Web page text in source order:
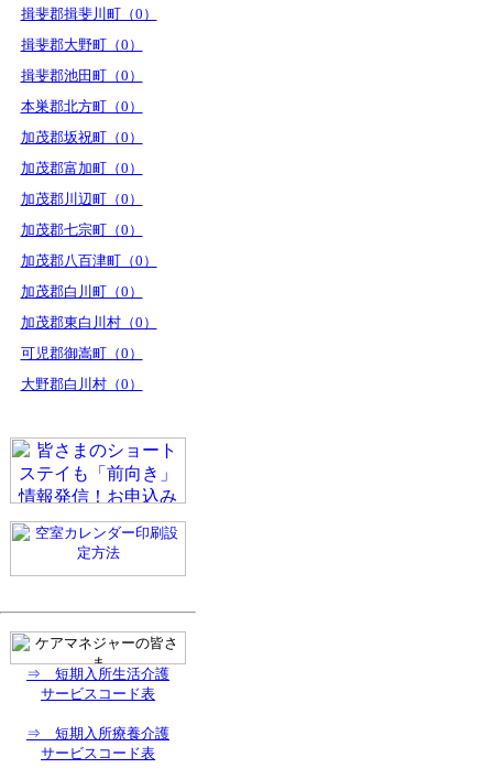
揖斐郡揖斐川町（0）
揖斐郡大野町（0）
揖斐郡池田町（0）
本巣郡北方町（0）
加茂郡坂祝町（0）
加茂郡富加町（0）
加茂郡川辺町（0）
加茂郡七宗町（0）
加茂郡八百津町（0）
加茂郡白川町（0）
加茂郡東白川村（0）
可児郡御嵩町（0）
大野郡白川村（0）
⇒ 短期入所生活介護
サービスコード表
⇒ 短期入所療養介護
サービスコード表